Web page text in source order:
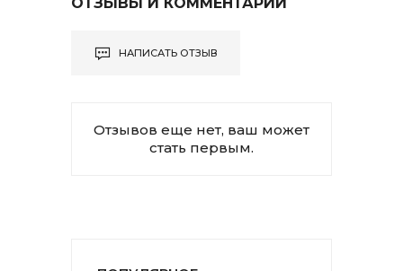
НАПИСАТЬ ОТЗЫВ
Отзывов еще нет, ваш может
стать первым.